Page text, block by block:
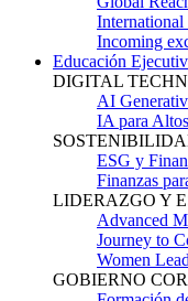
International
Incoming
Educación
DIGITAL
AI
IA para
ESG y
Finanzas
LIDERAZGO Y
Advanced
Journey to
Women
GOBIERNO